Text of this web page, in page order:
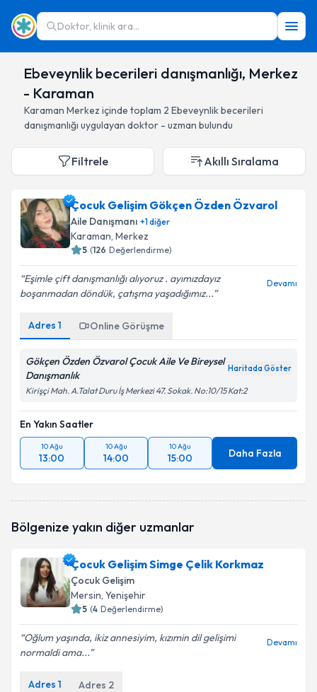
Doktor, klinik ara...
Ebeveynlik becerileri danışmanlığı, Merkez
- Karaman
Karaman Merkez içinde toplam 2 Ebeveynlik becerileri
danışmanlığı uygulayan doktor - uzman bulundu
Filtrele Akıllı Sıralama
Çocuk Gelişim Gökçen Özden Özvarol
Aile Danışmanı +1diğer
Karaman, Merkez
5 (126 Değerlendirme)
Eşimle çift danışmanlığı alıyoruz . ayımızdayız
boşanmadan döndük, çatışma yaşadığımız...
Devamı
Adres 1 Online Görüşme
Gökçen Özden Özvarol Çocuk Aile Ve Bireysel
Danışmanlık
Haritada Göster
Kirişçi Mah. A.Talat Duru İş Merkezi 47. Sokak. No:10/15 Kat:2
En Yakın Saatler
10 Ağu
13:00
10 Ağu
14:00
10 Ağu
15:00 Daha Fazla
Bölgenize yakın diğer uzmanlar
Çocuk Gelişim Simge Çelik Korkmaz
Çocuk Gelişim
Mersin, Yenişehir
5 (4 Değerlendirme)
Oğlum yaşında, ikiz annesiyim, kızımin dil gelişimi
normaldi ama...
Devamı
Adres 1 Adres 2